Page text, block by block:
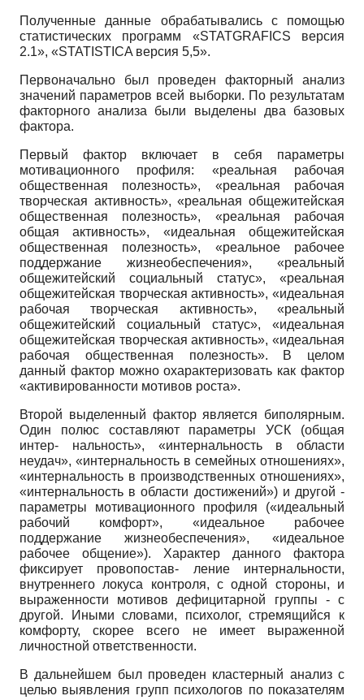
Полученные данные обрабатывались с помощью
статистических программ «STATGRAFICS версия
2.1», «STATISTICA версия 5,5».
Первоначально был проведен факторный анализ
значений параметров всей выборки. По результатам
факторного анализа были выделены два базовых
фактора.
Первый фактор включает в себя параметры
мотивационного профиля: «реальная рабочая
общественная полезность», «реальная рабочая
творческая активность», «реальная общежитейская
общественная полезность», «реальная рабочая
общая активность», «идеальная общежитейская
общественная полезность», «реальное рабочее
поддержание жизнеобеспечения», «реальный
общежитейский социальный статус», «реальная
общежитейская творческая активность», «идеальная
рабочая творческая активность», «реальный
общежитейский социальный статус», «идеальная
общежитейская творческая активность», «идеальная
рабочая общественная полезность». В целом
данный фактор можно охарактеризовать как фактор
«активированности мотивов роста».
Второй выделенный фактор является биполярным.
Один полюс составляют параметры УСК (общая
интер- нальность», «интернальность в области
неудач», «интернальность в семейных отношениях»,
«интернальность в производственных отношениях»,
«интернальность в области достижений») и другой -
параметры мотивационного профиля («идеальный
рабочий комфорт», «идеальное рабочее
поддержание жизнеобеспечения», «идеальное
рабочее общение»). Характер данного фактора
фиксирует провопостав- ление интернальности,
внутреннего локуса контроля, с одной стороны, и
выраженности мотивов дефицитарной группы - с
другой. Иными словами, психолог, стремящийся к
комфорту, скорее всего не имеет выраженной
личностной ответственности.
В дальнейшем был проведен кластерный анализ с
целью выявления групп психологов по показателям